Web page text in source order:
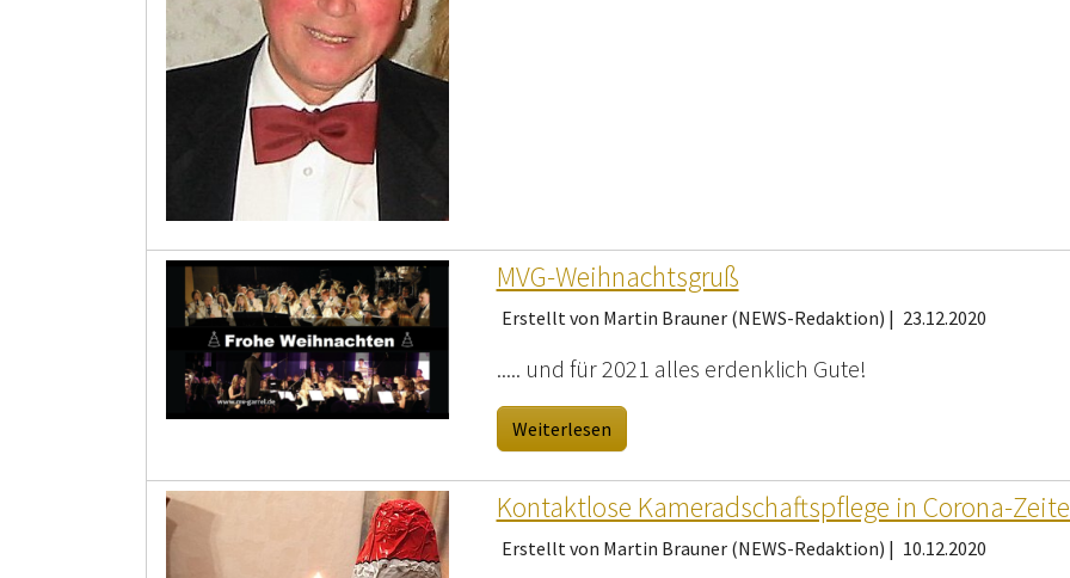
MVG-Weihnachtsgruß
Erstellt von Martin Brauner (NEWS-Redaktion) | 23.12.2020
..... und für 2021 alles erdenklich Gute!
Weiterlesen
Kontaktlose Kameradschaftspflege in Corona-
Erstellt von Martin Brauner (NEWS-Redaktion) | 10.12.2020